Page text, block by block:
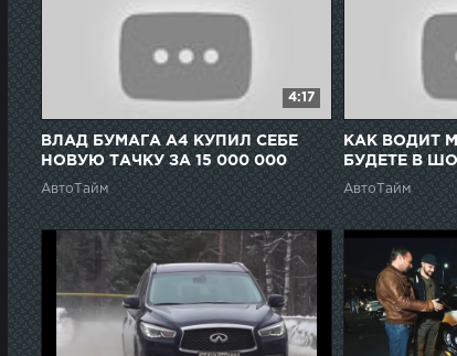
4:17
ВЛАД БУМАГА А4 КУПИЛ СЕБЕ
НОВУЮ ТАЧКУ ЗА 15 000 000
РУБЛЕЙ...ВЫ БУДЕТЕ В ШОКЕ!
АвтоТайм
КАК ВОДИТ
БУДЕТЕ В
АвтоТайм